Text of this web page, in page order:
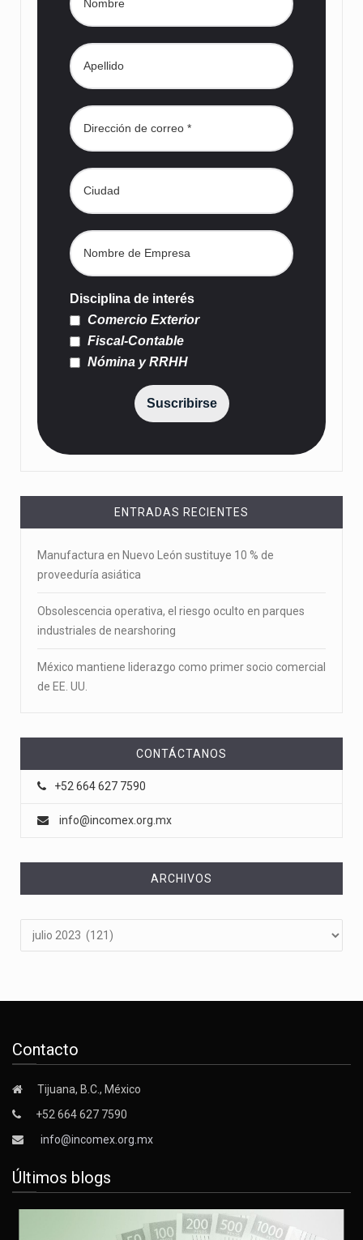
Disciplina de interés
Comercio Exterior
Fiscal-Contable
Nómina y RRHH
Suscribirse
ENTRADAS RECIENTES
Manufactura en Nuevo León sustituye 10 % de
proveeduría asiática
Obsolescencia operativa, el riesgo oculto en parques
industriales de nearshoring
México mantiene liderazgo como primer socio comercial
de EE. UU.
CONTÁCTANOS
+52 664 627 7590
info@incomex.org.mx
ARCHIVOS
Contacto
Tijuana, B.C., México
+52 664 627 7590
info@incomex.org.mx
Últimos blogs